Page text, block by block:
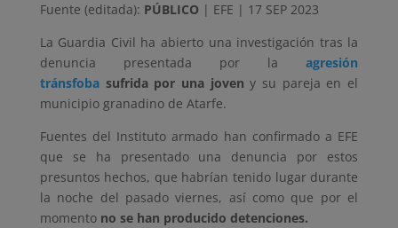
Fuente (editada): PÚBLICO | EFE | 17 SEP 2023
La Guardia Civil ha abierto una investigación tras la
denuncia presentada por laagresión
tránsfobasufrida por una joveny su pareja en el
municipio granadino de Atarfe.
Fuentes del Instituto armado han confirmado a EFE
que se ha presentado una denuncia por estos
presuntos hechos, que habrían tenido lugar durante
la noche del pasado viernes, así como que por el
momento no se han producido detenciones.